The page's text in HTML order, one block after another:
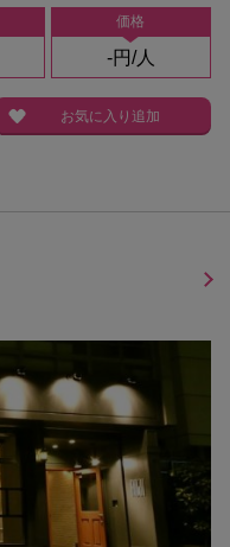
価格
-円/人
お気に入り追加